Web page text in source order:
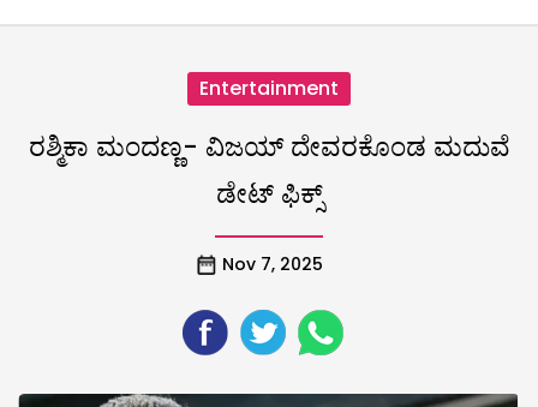
Entertainment
ರಶ್ಮಿಕಾ ಮಂದಣ್ಣ- ವಿಜಯ್ ದೇವರಕೊಂಡ ಮದುವೆ
ಡೇಟ್ ಫಿಕ್ಸ್
Nov 7, 2025